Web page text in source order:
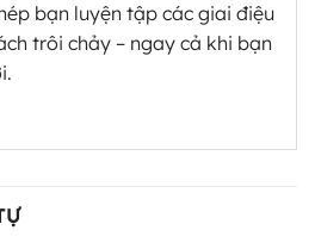
bạn luyện tập các giai điệu
trôi chảy – ngay cả khi bạn